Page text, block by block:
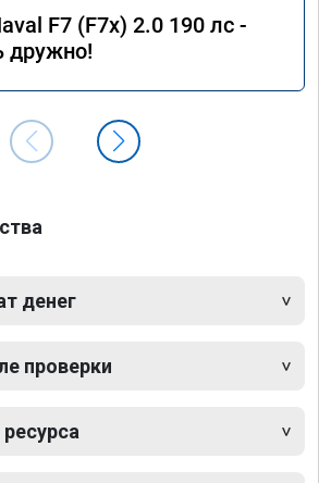
F7 (F7x) 2.0 190 лс -
дружно!
денег
проверки